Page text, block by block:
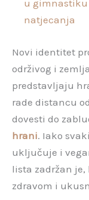
u gimnastiku
natjecanja
Novi identitet
održivog i
predstavljaju
rade distancu
dovesti do
hrani. Iako
uključuje i
lista zadržan je,
zdravom i